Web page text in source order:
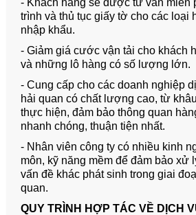
trình và thủ tục giấy tờ cho các loại
nhập khẩu.
- Giảm giá cước vận tải cho khách
và những lô hàng có số lượng lớn.
- Cung cấp cho các doanh nghiệp
hải quan có chất lượng cao, từ
thực hiện, đảm bảo thông quan
nhanh chóng, thuận tiện nhất.
- Nhân viên công ty có nhiều kinh
môn, kỹ năng mềm để đảm bảo xử
vấn đề khác phát sinh trong giai
quan.
QUY TRÌNH HỢP TÁC VỀ DỊCH